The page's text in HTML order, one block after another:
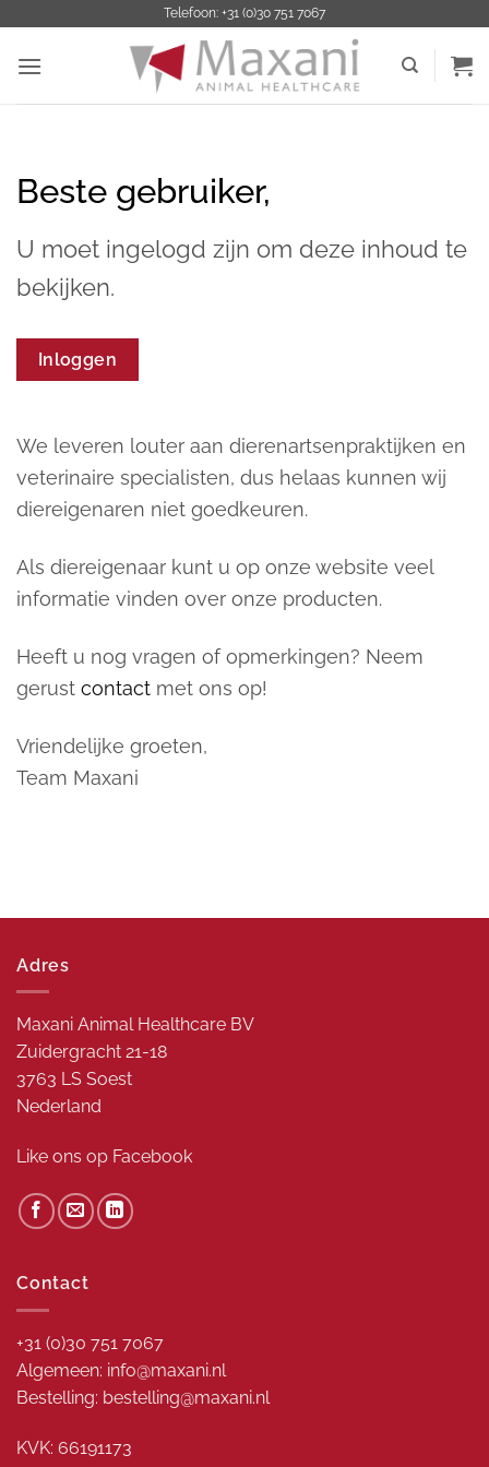
inhoud
Telefoon: +31 (0)30 751 7067
Beste gebruiker,
U moet ingelogd zijn om deze inhoud te
bekijken.
Inloggen
We leveren louter aan dierenartsenpraktijken en
veterinaire specialisten, dus helaas kunnen wij
diereigenaren niet goedkeuren.
Als diereigenaar kunt u op onze website veel
informatie vinden over onze producten.
Heeft u nog vragen of opmerkingen? Neem
gerust contact met ons op!
Vriendelijke groeten,
Team Maxani
Adres
Maxani Animal Healthcare BV
Zuidergracht 21-18
3763 LS Soest
Nederland
Like ons op Facebook
Contact
+31 (0)30 751 7067
Algemeen: info@maxani.nl
Bestelling: bestelling@maxani.nl
KVK: 66191173